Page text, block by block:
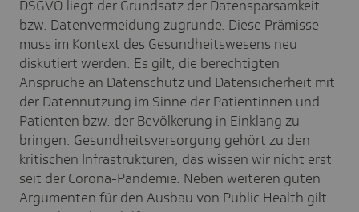
DSGVO liegt der Grundsatz der Datensparsamkeit
bzw. Datenvermeidung zugrunde. Diese Prämisse
muss im Kontext des Gesundheitswesens neu
diskutiert werden. Es gilt, die berechtigten
Ansprüche an Datenschutz und Datensicherheit mit
der Datennutzung im Sinne der Patientinnen und
Patienten bzw. der Bevölkerung in Einklang zu
bringen. Gesundheitsversorgung gehört zu den
kritischen Infrastrukturen, das wissen wir nicht erst
seit der Corona-Pandemie. Neben weiteren guten
Argumenten für den Ausbau von Public Health gilt